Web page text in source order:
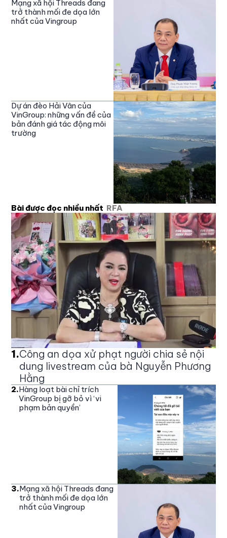
Mạng xã hội Threads đang
trở thành mối đe dọa lớn
nhất của Vingroup
Dự án đèo Hải Vân của
VinGroup: những vấn đề của
bản đánh giá tác động môi
trường
Bài được đọc nhiều nhất RFA
1.Công an dọa xử phạt người chia sẻ nội
dung livestream của bà Nguyễn Phương
Hằng
2.Hàng loạt bài chỉ trích
VinGroup bị gỡ bỏ vì ‘vi
phạm bản quyền’
3.Mạng xã hội Threads đang
trở thành mối đe dọa lớn
nhất của Vingroup